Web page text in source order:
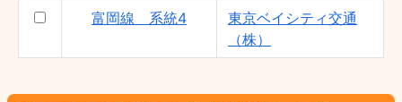
富岡線 系統4
東京ベイシティ交通
（株）